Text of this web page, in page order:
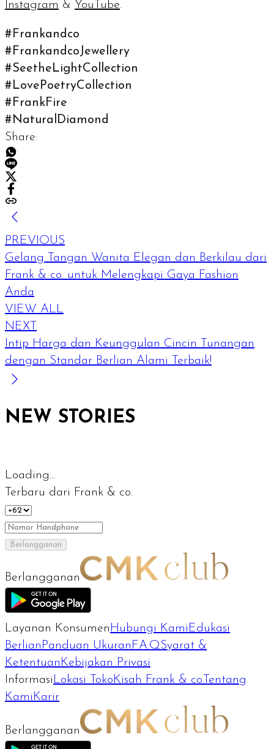
Instagram & YouTube.
#Frankandco
#FrankandcoJewellery
#SeetheLightCollection
#LovePoetryCollection
#FrankFire
#NaturalDiamond
Share:
PREVIOUS
Gelang Tangan Wanita Elegan dan Berkilau dari
Frank & co. untuk Melengkapi Gaya Fashion
Anda
VIEW ALL
NEXT
Intip Harga dan Keunggulan Cincin Tunangan
dengan Standar Berlian Alami Terbaik!
NEW STORIES
Loading...
Terbaru dari Frank & co.
Berlangganan
Berlangganan
Layanan Konsumen Hubungi Kami Edukasi
Berlian Panduan Ukuran F.A.QSyarat &
Ketentuan Kebijakan Privasi
Informasi Lokasi Toko Kisah Frank & co.Tentang
Kami Karir
Berlangganan